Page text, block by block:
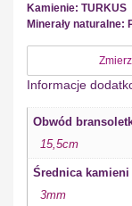
Kamienie: TURKUS
Minerały naturalne:
Informacje
Obwód
15,5cm
Średnica
3mm